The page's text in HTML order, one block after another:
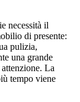
necessità il
di presente:
pulizia,
una grande
La
tempo viene